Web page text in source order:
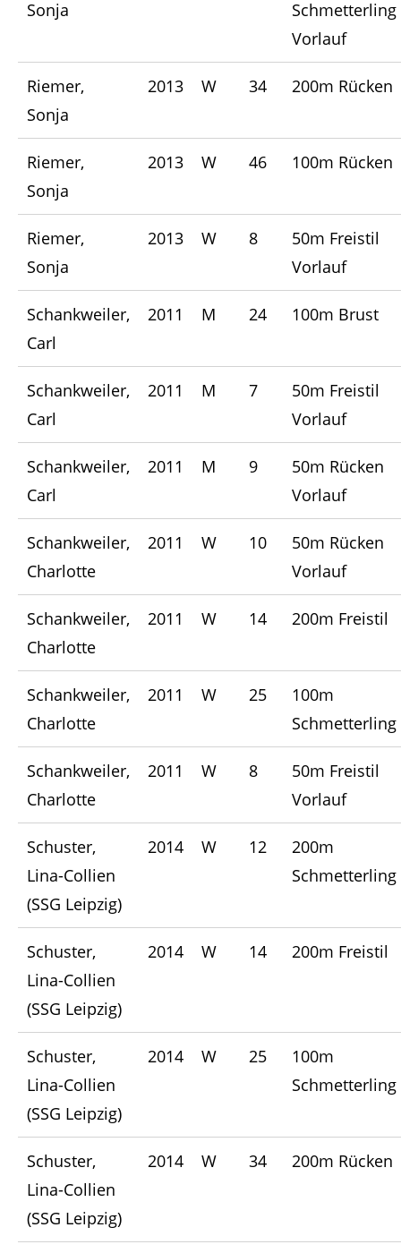
Sonja
Schmetterling
Vorlauf
Riemer,
Sonja
2013 W 34 200m Rücken
Riemer,
Sonja
2013 W 46 100m Rücken
Riemer,
Sonja
2013 W 8
50m Freistil
Vorlauf
Schankweiler,
Carl
2011 M 24 100m Brust
Schankweiler,
Carl
2011 M 7
50m Freistil
Vorlauf
Schankweiler,
Carl
2011 M 9
50m Rücken
Vorlauf
Schankweiler,
Charlotte
2011 W 10
50m Rücken
Vorlauf
Schankweiler,
Charlotte
2011 W 14 200m Freistil
Schankweiler,
Charlotte
2011 W 25
100m
Schmetterling
Schankweiler,
Charlotte
2011 W 8
50m Freistil
Vorlauf
Schuster,
Lina-Collien
(SSG Leipzig)
2014 W 12
200m
Schmetterling
Schuster,
Lina-Collien
(SSG Leipzig)
2014 W 14 200m Freistil
Schuster,
Lina-Collien
(SSG Leipzig)
2014 W 25
100m
Schmetterling
Schuster,
Lina-Collien
(SSG Leipzig)
2014 W 34 200m Rücken